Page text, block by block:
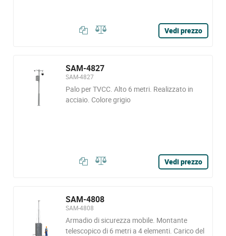
Vedi prezzo
SAM-4827
SAM-4827
Palo per TVCC. Alto 6 metri. Realizzato in
acciaio. Colore grigio
Vedi prezzo
SAM-4808
SAM-4808
Armadio di sicurezza mobile. Montante
telescopico di 6 metri a 4 elementi. Carico del